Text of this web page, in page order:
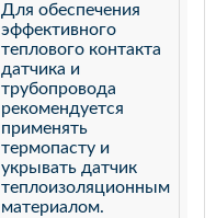
Для обеспечения
эффективного
теплового контакта
датчика и
трубопровода
рекомендуется
применять
термопасту и
укрывать датчик
теплоизоляционным
материалом.